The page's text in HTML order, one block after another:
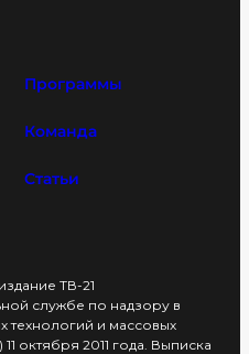
Программы
Команда
Статьи
ТВ-21
службе по надзору в
и массовых
октября 2011 года. Выписка